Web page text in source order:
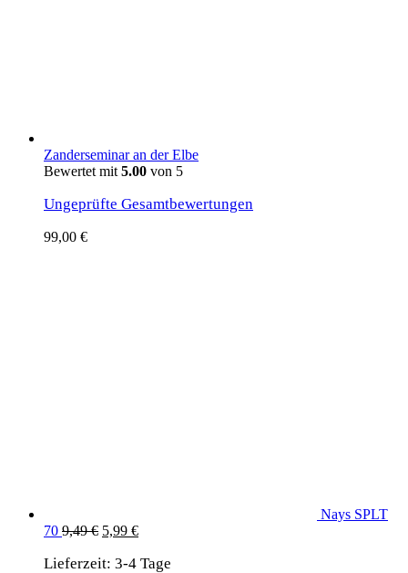
Zanderseminar an der Elbe
Bewertet mit 5.00 von 5
Ungeprüfte Gesamtbewertungen
99,00 €
Nays SPLT
70 9,49€ Ursprünglicher
war:
5,99 €Aktueller
ist:
Lieferzeit: 3-4 Tage